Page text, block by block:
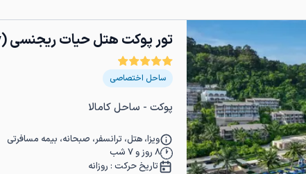
تور پوکت هتل حیات ریجنسی (Hyatt Regency)
ساحل اختصاصی
پوکت - ساحل کامالا
ویزا، هتل، ترانسفر، صبحانه، بیمه مسافرتی
8 روز و7 شب
تاریخ حرکت : روزانه